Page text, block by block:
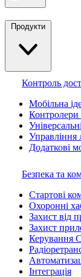
Продукти
Контроль
Мобільна
Управління
Додаткові
Безпека та
Стартові
Охоронні
Захист від
Захист
Керування
Інтеграція